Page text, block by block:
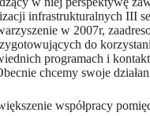
infrastrukturalnych III
w 2007r,
do
programach i
chcemy swoje
współpracy